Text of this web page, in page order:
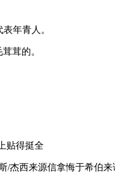
年青人。
茸的。
贴得挺全
/杰西来源信拿悔于希伯